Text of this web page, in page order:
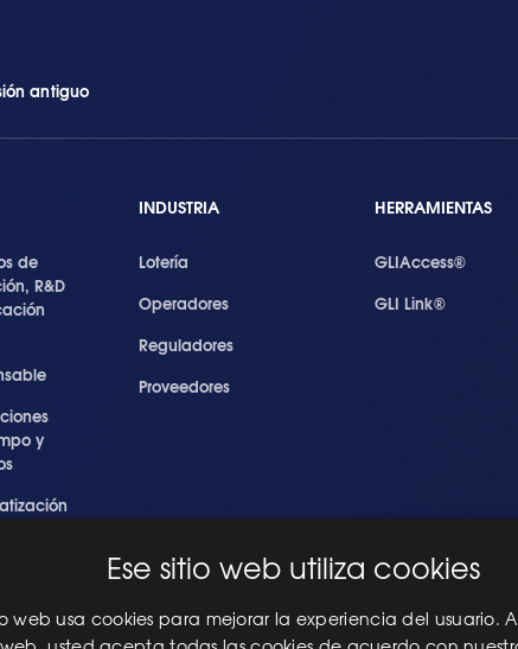
antiguo
de
R&D
y
INDUSTRIA
Lotería
Operadores
Reguladores
Proveedores
HERRAMIENTAS
GLIAccess®
GLI Link®
Ese sitio web utiliza cookies
web usa cookies para mejorar la experiencia del usuario.